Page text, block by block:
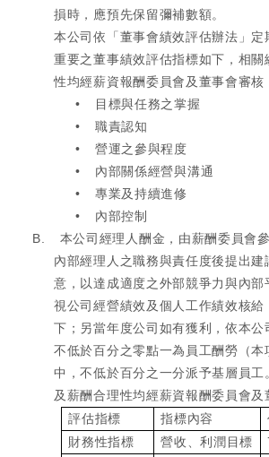
損時，應預先保留彌補數額。
本公司依「董事會績效評估辦法」定
重要之董事績效評估指標如下，相關
性均經薪資報酬委員會及董事會審核
•
目標與任務之掌握
•
職責認知
•
營運之參與程度
•
內部關係經營與溝通
•
專業及持續進修
•
內部控制
B.
本公司經理人酬金，由薪酬委員會
內部經理人之職務與責任度後提出建
意，以達成適度之外部競爭力與內
視公司經營績效及個人工作績效核給
下；另當年度公司如有獲利，依本公
不低於百分之零點一為員工酬勞（
中，不低於百分之一分派予基層員
及薪酬合理性均經薪資報酬委員會及
評估指標
指標內容
財務性指標
營收、利潤目標